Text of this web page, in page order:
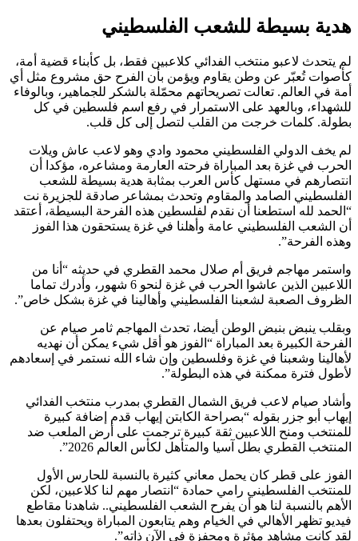
هدية بسيطة للشعب الفلسطيني
لم يتحدث لاعبو منتخب الفدائي كلاعبين فقط، بل كأبناء قضية أمة،
كأصوات تُعبّر عن وطن يقاوم ويؤمن بأن الفرح حق مشروع مثل أي
أمة في العالم. تعالت تصريحاتهم محمّلة بالشكر للجماهير، وبالوفاء
للشهداء، وبالعهد على الاستمرار في رفع اسم فلسطين في كل
بطولة. كلمات خرجت من القلب لتصل إلى كل قلب.
لم يخف الدولي الفلسطيني محمود وادي وهو لاعب عاش ويلات
الحرب في غزة بعد المباراة فرحته العارمة ومشاعره، مؤكدا أن
انتصارهم في مستهل كأس العرب بمثابة هدية بسيطة للشعب
الفلسطيني الصامد والمقاوم وتحدث بمشاعر صادقة للجزيرة نت
“الحمد لله استطعنا أن نقدم لفلسطين هذه الفرحة البسيطة، أعتقد
أن الشعب الفلسطيني عامة وأهلنا في غزة يستحقون هذا الفوز
وهذه الفرحة”.
واستمر مهاجم فريق أم صلال محمد القطري في حديثه “أنا من
اللاعبين الذين عاشوا الحرب في غزة لنحو 6 شهور، وأدرك تماما
الظروف الصعبة لشعبنا الفلسطيني وأهالينا في غزة بشكل خاص”.
وبقلب ينبض بنبض الوطن أيضا، تحدث المهاجم ثامر صيام عن
الفرحة الكبيرة بعد المباراة “الفوز هو أقل شيء يمكن أن نهديه
لأهالينا وشعبنا في غزة وفلسطين وإن شاء الله نستمر في إسعادهم
لأطول فترة ممكنة في هذه البطولة”.
وأشاد صيام لاعب فريق الشمال القطري بمدرب منتخب الفدائي
إيهاب أبو جزر بقوله “بصراحة الكابتن إيهاب قدم إضافة كبيرة
للمنتخب ومنح اللاعبين ثقة كبيرة ترجمت على أرض الملعب ضد
المنتخب القطري بطل آسيا والمتأهل لكأس العالم 2026”.
الفوز على قطر كان يحمل معاني كثيرة بالنسبة للحارس الأول
للمنتخب الفلسطيني رامي حمادة “انتصار مهم لنا كلاعبين، لكن
الأهم بالنسبة لنا هو أن يفرح الشعب الفلسطيني.. شاهدنا مقاطع
فيديو تظهر الأهالي في الخيام وهم يتابعون المباراة ويحتفلون بعدها
لقد كانت مشاهد مؤثرة ومحفزة في الآن ذاته”.